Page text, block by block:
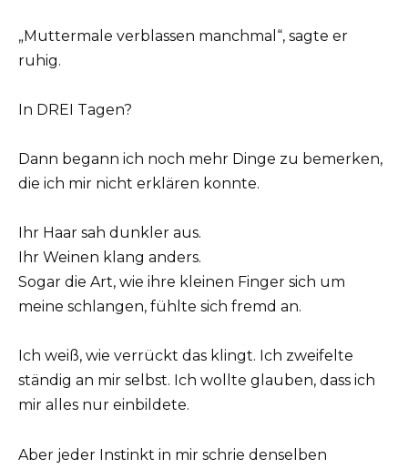
„Muttermale verblassen manchmal“, sagte er
ruhig.
In DREI Tagen?
Dann begann ich noch mehr Dinge zu bemerken,
die ich mir nicht erklären konnte.
Ihr Haar sah dunkler aus.
Ihr Weinen klang anders.
Sogar die Art, wie ihre kleinen Finger sich um
meine schlangen, fühlte sich fremd an.
Ich weiß, wie verrückt das klingt. Ich zweifelte
ständig an mir selbst. Ich wollte glauben, dass ich
mir alles nur einbildete.
Aber jeder Instinkt in mir schrie denselben